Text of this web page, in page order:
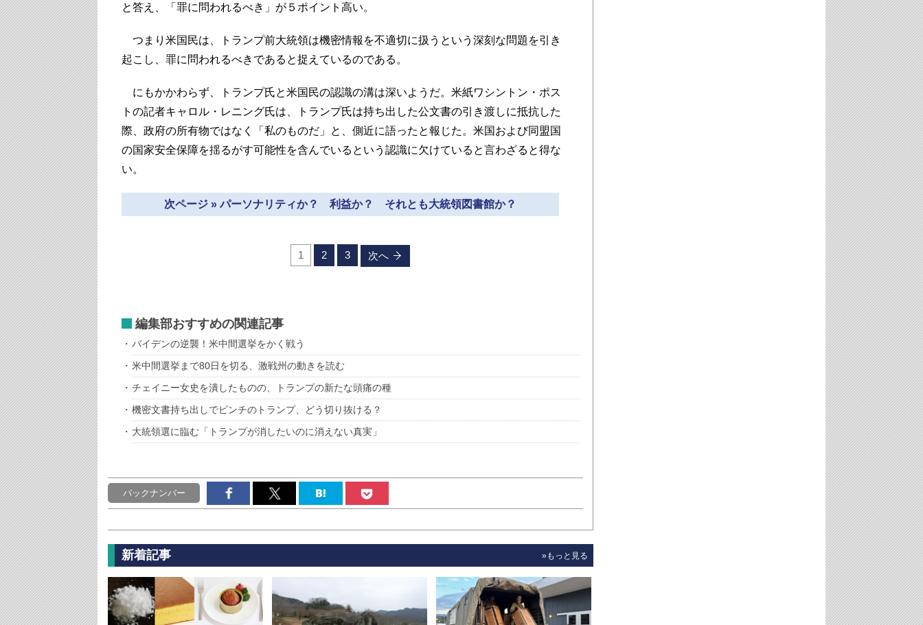
と答え、「罪に問われるべき」が５ポイント高い。
つまり米国民は、トランプ前大統領は機密情報を不適切に扱うという深刻な問題を引き
起こし、罪に問われるべきであると捉えているのである。
にもかかわらず、トランプ氏と米国民の認識の溝は深いようだ。米紙ワシントン・ポス
トの記者キャロル・レニング氏は、トランプ氏は持ち出した公文書の引き渡しに抵抗した
際、政府の所有物ではなく「私のものだ」と、側近に語ったと報じた。米国および同盟国
の国家安全保障を揺るがす可能性を含んでいるという認識に欠けていると言わざると得な
い。
次ページ » パーソナリティか？ 利益か？ それとも大統領図書館か？
1 2 3 次へ
編集部おすすめの関連記事
バイデンの逆襲！米中間選挙をかく戦う
米中間選挙まで80日を切る、激戦州の動きを読む
チェイニー女史を潰したものの、トランプの新たな頭痛の種
機密文書持ち出しでピンチのトランプ、どう切り抜ける？
大統領選に臨む「トランプが消したいのに消えない真実」
バックナンバー
新着記事 »もっと見る